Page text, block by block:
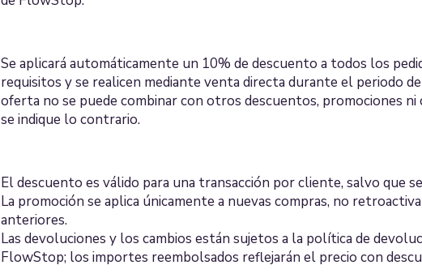
Se aplicará automáticamente un 10% de descuento a todos los
requisitos y se realicen mediante venta directa durante el periodo
oferta no se puede combinar con otros descuentos, promociones ni
se indique lo contrario.
El descuento es válido para una transacción por cliente, salvo que
La promoción se aplica únicamente a nuevas compras, no
anteriores.
Las devoluciones y los cambios están sujetos a la política de
FlowStop; los importes reembolsados reflejarán el precio con